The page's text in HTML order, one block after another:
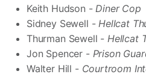
Keith Hudson -Diner Cop
Sidney Sewell -Hellcat
Thurman Sewell -Hellcat
Jon Spencer - Prison
Walter Hill - Courtroom